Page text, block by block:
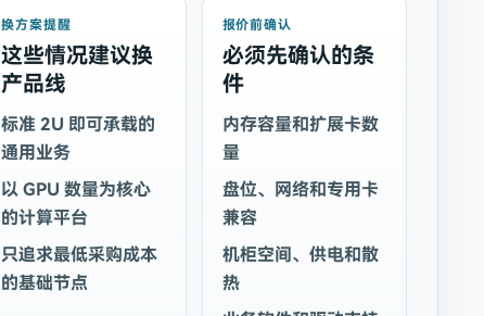
换方案提醒
这些情况建议换
产品线
标准 2U 即可承载的
通用业务
以 GPU 数量为核心
的计算平台
只追求最低采购成本
的基础节点
报价前确认
必须先确认的条
件
内存容量和扩展卡数
量
盘位、网络和专用卡
兼容
机柜空间、供电和散
热